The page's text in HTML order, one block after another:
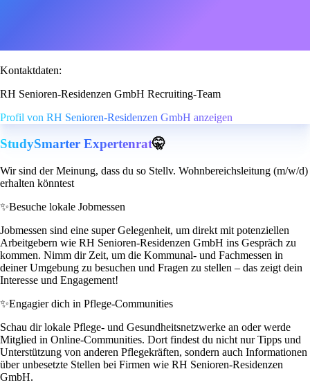
Kontaktdaten:
RH Senioren-Residenzen GmbH Recruiting-Team
Profil von RH Senioren-Residenzen GmbH anzeigen
StudySmarter Expertenrat🤫
Wir sind der Meinung, dass du so Stellv. Wohnbereichsleitung (m/w/d)
erhalten könntest
✨Besuche lokale Jobmessen
Jobmessen sind eine super Gelegenheit, um direkt mit potenziellen
Arbeitgebern wie RH Senioren-Residenzen GmbH ins Gespräch zu
kommen. Nimm dir Zeit, um die Kommunal- und Fachmessen in
deiner Umgebung zu besuchen und Fragen zu stellen – das zeigt dein
Interesse und Engagement!
✨Engagier dich in Pflege-Communities
Schau dir lokale Pflege- und Gesundheitsnetzwerke an oder werde
Mitglied in Online-Communities. Dort findest du nicht nur Tipps und
Unterstützung von anderen Pflegekräften, sondern auch Informationen
über unbesetzte Stellen bei Firmen wie RH Senioren-Residenzen
GmbH.